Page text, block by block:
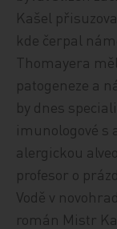
Kašel
kde čerpal
Thomayera
patogeneze a
by dnes
imunologové s
alergickou
profesor o
Vodě v
román Mistr